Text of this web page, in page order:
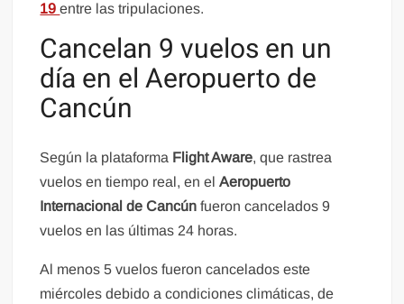
19entre las tripulaciones.
Cancelan 9 vuelos en un
día en el Aeropuerto de
Cancún
Según la plataforma Flight Aware, que rastrea
vuelos en tiempo real, en elAeropuerto
Internacional de Cancúnfueron cancelados 9
vuelos en las últimas 24 horas.
Al menos 5 vuelos fueron cancelados este
miércoles debido a condiciones climáticas, de